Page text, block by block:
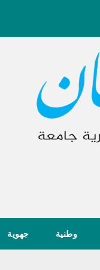
وطنية جهوية